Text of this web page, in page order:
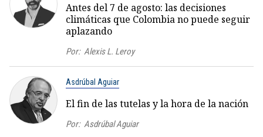
Antes del 7 de agosto: las decisiones
climáticas que Colombia no puede seguir
aplazando
Por: Alexis L. Leroy
Asdrúbal Aguiar
El fin de las tutelas y la hora de la nación
Por: Asdrúbal Aguiar